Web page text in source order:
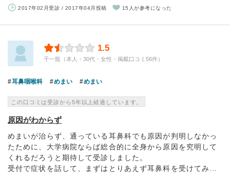
2017年02月受診 / 2017年04月投稿 15人が参考になった
1.5
千一龍（本人・30代・女性・掲載口コミ56件）
耳鼻咽喉科 めまい めまい
この口コミは受診から5年以上経過しています。
原因がわからず
めまいが治らず、通っている耳鼻科でも原因が判明しなかっ
たために、大学病院ならば総合的に全身から原因を究明して
くれるだろうと期待して受診しました。
受付で症状を話して、まずはとりあえず耳鼻科を受けてみ...